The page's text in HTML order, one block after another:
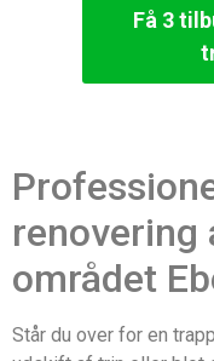
Få 3
renovering
området
Står du over for en